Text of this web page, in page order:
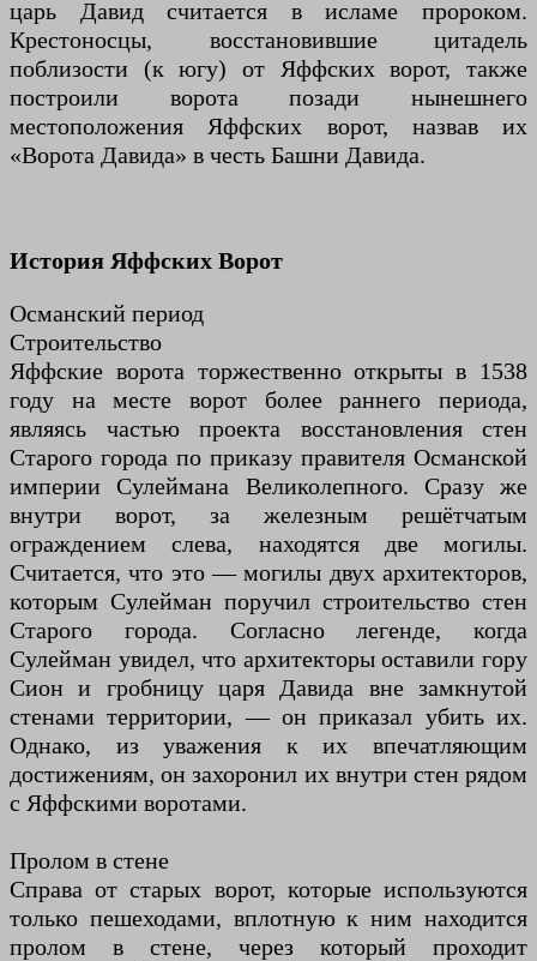
царь Давид считается в исламе пророком.
Крестоносцы, восстановившие цитадель
поблизости (к югу) от Яффских ворот, также
построили ворота позади нынешнего
местоположения Яффских ворот, назвав их
«Ворота Давида» в честь Башни Давида.
История Яффских Ворот
Османский период
Строительство
Яффские ворота торжественно открыты в 1538
году на месте ворот более раннего периода,
являясь частью проекта восстановления стен
Старого города по приказу правителя Османской
империи Сулеймана Великолепного. Сразу же
внутри ворот, за железным решётчатым
ограждением слева, находятся две могилы.
Считается, что это — могилы двух архитекторов,
которым Сулейман поручил строительство стен
Старого города. Согласно легенде, когда
Сулейман увидел, что архитекторы оставили гору
Сион и гробницу царя Давида вне замкнутой
стенами территории, — он приказал убить их.
Однако, из уважения к их впечатляющим
достижениям, он захоронил их внутри стен рядом
с Яффскими воротами.
Пролом в стене
Справа от старых ворот, которые используются
только пешеходами, вплотную к ним находится
пролом в стене, через который проходит